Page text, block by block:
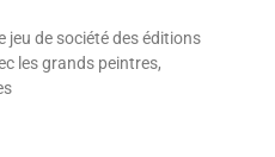
jeu de société des éditions
les grands peintres,